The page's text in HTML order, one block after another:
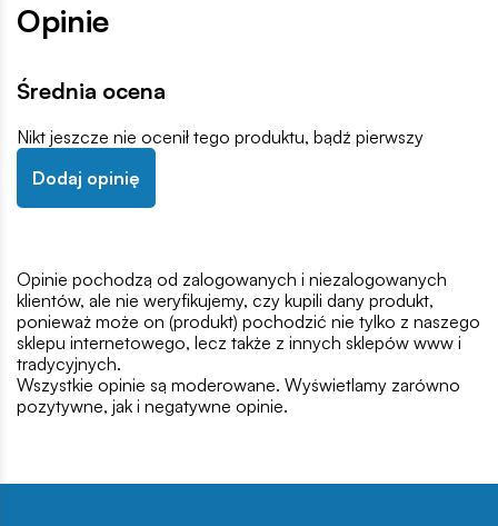
Opinie
Średnia ocena
Nikt jeszcze nie ocenił tego produktu, bądź pierwszy
Dodaj opinię
Opinie pochodzą od zalogowanych i niezalogowanych
klientów, ale nie weryfikujemy, czy kupili dany produkt,
ponieważ może on (produkt) pochodzić nie tylko z naszego
sklepu internetowego, lecz także z innych sklepów www i
tradycyjnych.
Wszystkie opinie są moderowane. Wyświetlamy zarówno
pozytywne, jak i negatywne opinie.